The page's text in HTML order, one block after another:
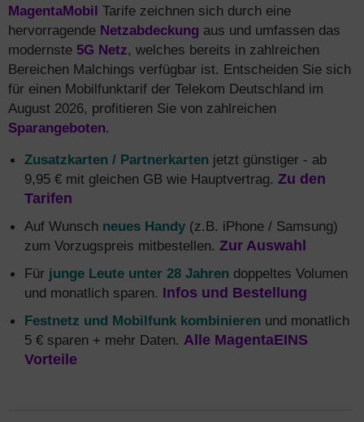
MagentaMobil Tarife zeichnen sich durch eine
hervorragende Netzabdeckung aus und umfassen das
modernste 5G Netz, welches bereits in zahlreichen
Bereichen Malchings verfügbar ist. Entscheiden Sie sich
für einen Mobilfunktarif der Telekom Deutschland im
August 2026, profitieren Sie von zahlreichen
Sparangeboten.
Zusatzkarten / Partnerkarten jetzt günstiger - ab
9,95 € mit gleichen GB wie Hauptvertrag. Zu den
Tarifen
Auf Wunsch neues Handy (z.B. iPhone / Samsung)
zum Vorzugspreis mitbestellen. Zur Auswahl
Für junge Leute unter 28 Jahren doppeltes Volumen
und monatlich sparen. Infos und Bestellung
Festnetz und Mobilfunk kombinieren und monatlich
5 € sparen + mehr Daten. Alle MagentaEINS
Vorteile